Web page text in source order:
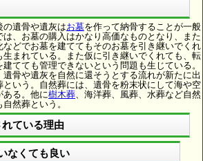
の遺骨や遺灰はお墓を作って納骨することが一般
、お墓の購入はかなり高価なものとなり、また
どでお墓を建ててもそのお墓を引き継いでくれ
まれている。また仮に引き継いでくれても、転
てても管理できないという問題も生じている。
骨や遺灰を自然に還そうとする流れが新たに出
いう。自然葬には、遺骨を粉末状にして海や空
ある。他に樹木葬、海洋葬、風葬、水葬など自然
然葬という。
ている理由
なくても良い